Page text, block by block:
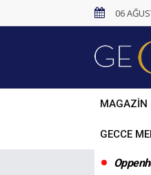
06
MAGAZİN
GECCE